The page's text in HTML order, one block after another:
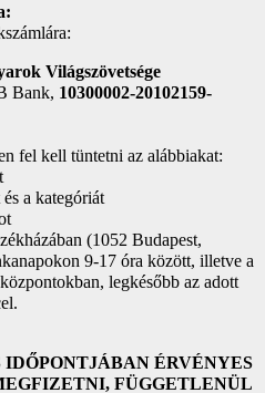
Világszövetsége
Bank, 10300002-20102159-
kell tüntetni az alábbiakat:
a kategóriát
(1052 Budapest,
9-17 óra között, illetve a
legkésőbb az adott
ÉRVÉNYES
FÜGGETLENÜL